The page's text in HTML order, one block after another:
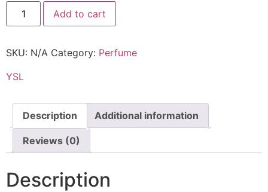
Add to cart
SKU: N/A Category: Perfume
YSL
Description Additional information
Reviews (0)
Description